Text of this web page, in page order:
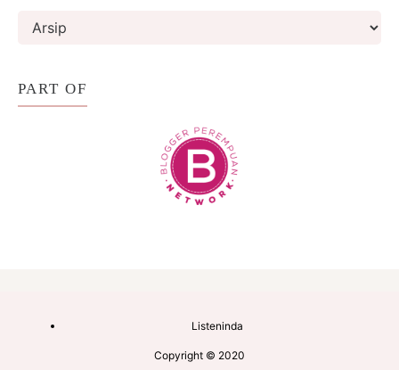
PART OF
Listeninda
Copyright © 2020